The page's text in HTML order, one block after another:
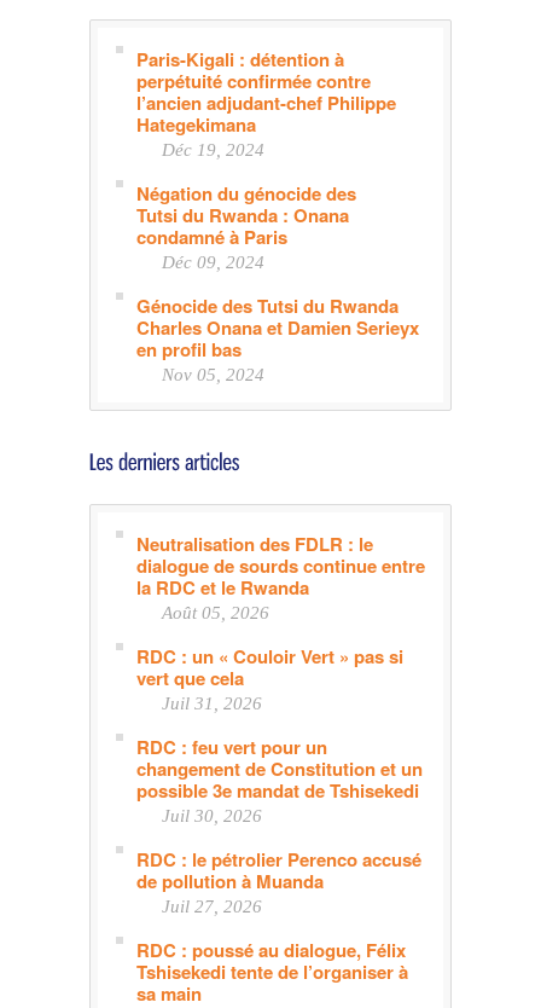
Paris-Kigali : détention à
perpétuité confirmée contre
l’ancien adjudant-chef Philippe
Hategekimana
Déc 19, 2024
Négation du génocide des
Tutsi du Rwanda : Onana
condamné à Paris
Déc 09, 2024
Génocide des Tutsi du Rwanda
Charles Onana et Damien Serieyx
en profil bas
Nov 05, 2024
Neutralisation des FDLR : le
dialogue de sourds continue entre
la RDC et le Rwanda
Août 05, 2026
RDC : un « Couloir Vert » pas si
vert que cela
Juil 31, 2026
RDC : feu vert pour un
changement de Constitution et un
possible 3e mandat de Tshisekedi
Juil 30, 2026
RDC : le pétrolier Perenco accusé
de pollution à Muanda
Juil 27, 2026
RDC : poussé au dialogue, Félix
Tshisekedi tente de l’organiser à
sa main